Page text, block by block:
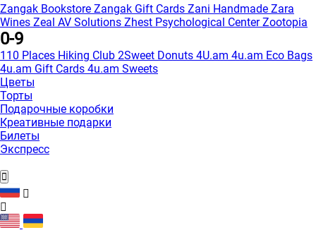
Zangak Bookstore Zangak Gift Cards Zani Handmade Zara
Wines Zeal AV Solutions Zhest Psychological CenterZootopia
0-9
110 Places Hiking Club 2Sweet Donuts 4U.am 4u.am Eco Bags
4u.am Gift Cards 4u.am Sweets
Цветы
Торты
Подарочные коробки
Креативные подарки
Билеты
Экспресс